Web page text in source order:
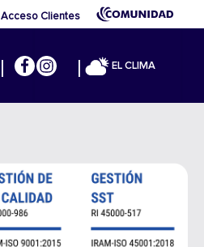
Acceso Clientes
EL CLIMA